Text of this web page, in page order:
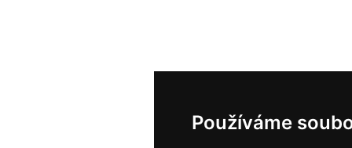
Používáme